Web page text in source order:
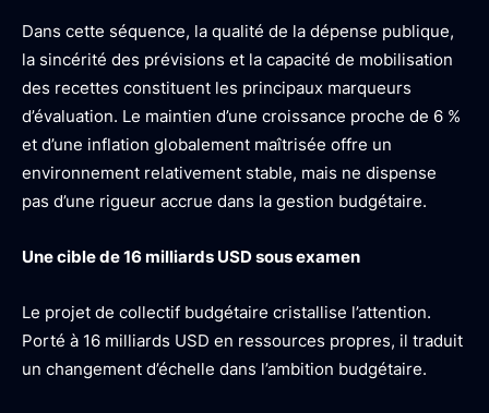
Dans cette séquence, la qualité de la dépense publique,
la sincérité des prévisions et la capacité de mobilisation
des recettes constituent les principaux marqueurs
d’évaluation. Le maintien d’une croissance proche de 6 %
et d’une inflation globalement maîtrisée offre un
environnement relativement stable, mais ne dispense
pas d’une rigueur accrue dans la gestion budgétaire.
Une cible de 16 milliards USD sous examen
Le projet de collectif budgétaire cristallise l’attention.
Porté à 16 milliards USD en ressources propres, il traduit
un changement d’échelle dans l’ambition budgétaire.